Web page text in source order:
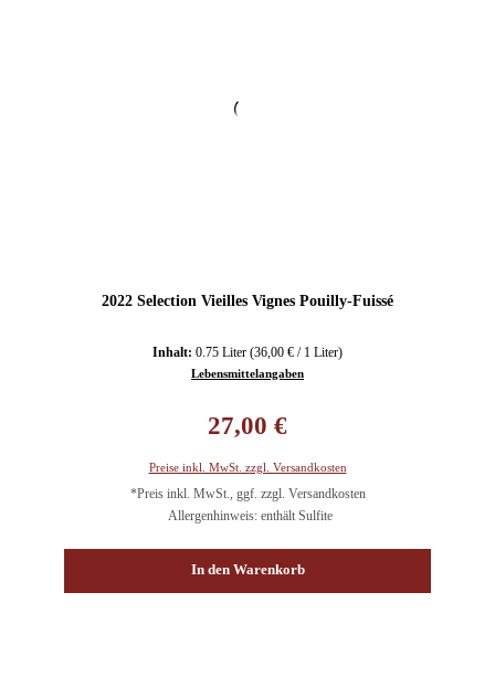
2022 Selection Vieilles Vignes Pouilly-Fuissé
Inhalt: 0.75 Liter (36,00 € / 1 Liter)
Lebensmittelangaben
27,00 €
Preise inkl. MwSt. zzgl. Versandkosten
*Preis inkl. MwSt., ggf. zzgl. Versandkosten
Allergenhinweis: enthält Sulfite
In den Warenkorb